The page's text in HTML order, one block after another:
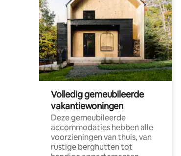
Volledig gemeubileerde
vakantiewoningen
Deze gemeubileerde
accommodaties hebben alle
voorzieningen van thuis, van
rustige berghutten tot